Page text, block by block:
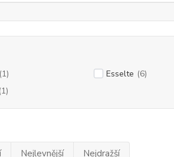
(1) Esselte (6)
(1)
Nejlevnější Nejdražší